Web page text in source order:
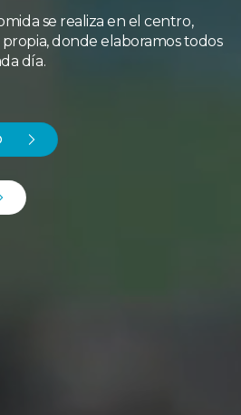
se realiza en el centro,
donde elaboramos todos
día.